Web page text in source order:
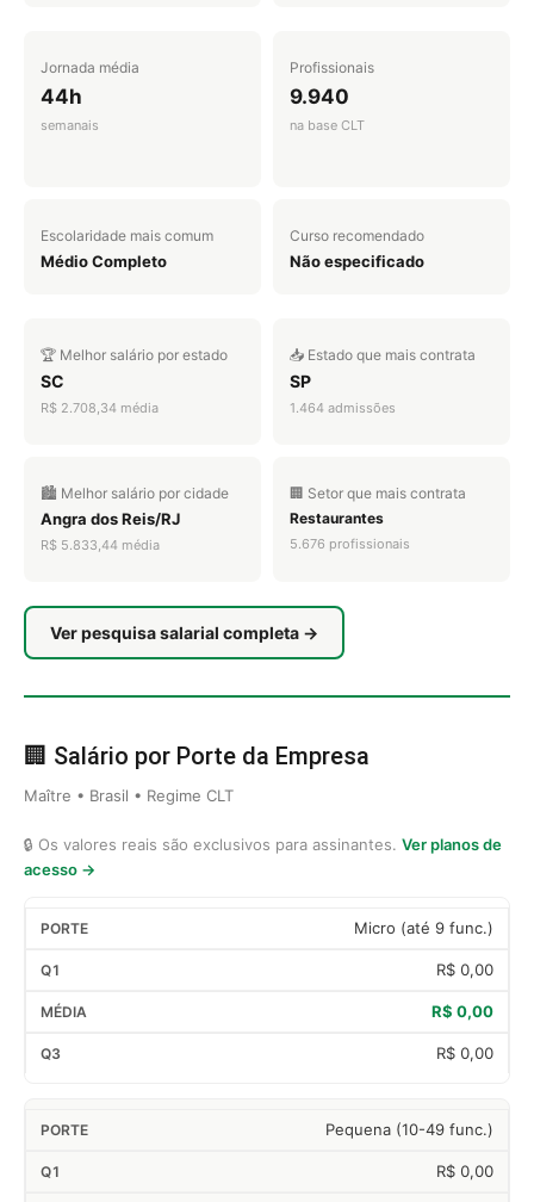
Jornada média
44h
semanais
Profissionais
9.940
na base CLT
Escolaridade mais comum
Médio Completo
Curso recomendado
Não especificado
🏆 Melhor salário por estado
SC
R$ 2.708,34 média
📥 Estado que mais contrata
SP
1.464 admissões
🏙️ Melhor salário por cidade
Angra dos Reis/RJ
R$ 5.833,44 média
🏢 Setor que mais contrata
Restaurantes
5.676 profissionais
Ver pesquisa salarial completa →
🏢 Salário por Porte da Empresa
Maître • Brasil • Regime CLT
🔒 Os valores reais são exclusivos para assinantes. Ver planos de
acesso →
Micro (até 9 func.)
R$ 0,00
R$ 0,00
R$ 0,00
Pequena (10-49 func.)
R$ 0,00